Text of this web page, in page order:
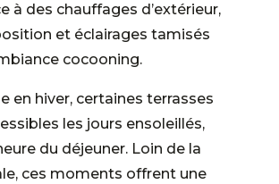
à des chauffages d’extérieur,
et éclairages tamisés
cocooning.
en hiver, certaines terrasses
les jours ensoleillés,
du déjeuner. Loin de la
ces moments offrent une